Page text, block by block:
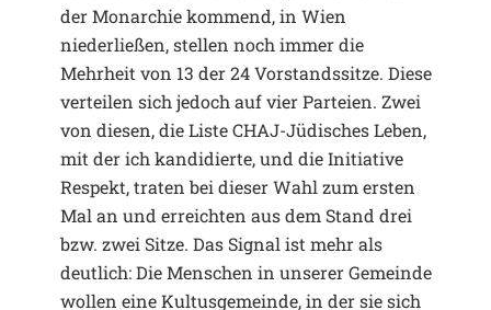
der Monarchie kommend, in Wien
niederließen, stellen noch immer die
Mehrheit von 13 der 24 Vorstandssitze. Diese
verteilen sich jedoch auf vier Parteien. Zwei
von diesen, die Liste CHAJ-Jüdisches Leben,
mit der ich kandidierte, und die Initiative
Respekt, traten bei dieser Wahl zum ersten
Mal an und erreichten aus dem Stand drei
bzw. zwei Sitze. Das Signal ist mehr als
deutlich: Die Menschen in unserer Gemeinde
wollen eine Kultusgemeinde, in der sie sich